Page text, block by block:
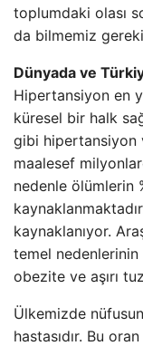
toplumdaki olası
da bilmemiz
Dünyada ve
Hipertansiyon en
küresel bir halk
gibi hipertansiyon
maalesef
nedenle ölümlerin
kaynaklanıyor.
temel nedenlerinin
obezite ve aşırı
Ülkemizde
hastasıdır. Bu